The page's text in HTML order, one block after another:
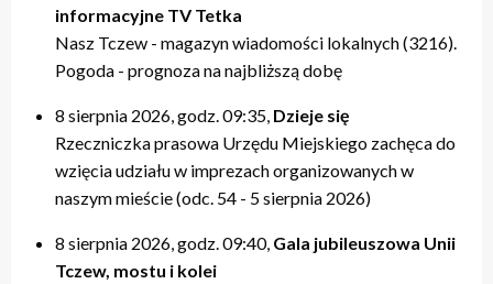
informacyjne TV Tetka
Nasz Tczew - magazyn wiadomości lokalnych (3216).
Pogoda - prognoza na najbliższą dobę
8 sierpnia 2026, godz. 09:35, Dzieje się
Rzeczniczka prasowa Urzędu Miejskiego zachęca do
wzięcia udziału w imprezach organizowanych w
naszym mieście (odc. 54 - 5 sierpnia 2026)
8 sierpnia 2026, godz. 09:40, Gala jubileuszowa Unii
Tczew, mostu i kolei